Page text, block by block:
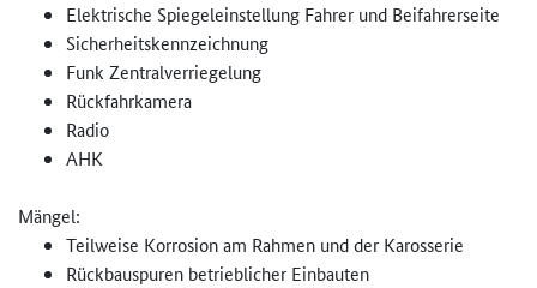
Elektrische Spiegeleinstellung Fahrer und Beifahrerseite
Sicherheitskennzeichnung
Funk Zentralverriegelung
Rückfahrkamera
Radio
AHK
Mängel:
Teilweise Korrosion am Rahmen und der Karosserie
Rückbauspuren betrieblicher Einbauten